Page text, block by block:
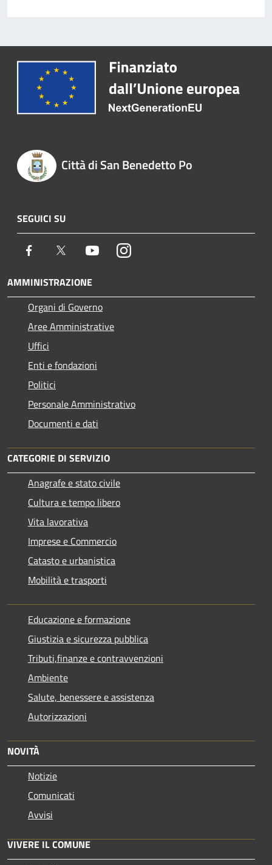
Città di San Benedetto Po
SEGUICI SU
Facebook Twitter YoutubeInstagram
AMMINISTRAZIONE
Organi di Governo
Aree Amministrative
Uffici
Enti e fondazioni
Politici
Personale Amministrativo
Documenti e dati
CATEGORIE DI SERVIZIO
Anagrafe e stato civile
Cultura e tempo libero
Vita lavorativa
Imprese e Commercio
Catasto e urbanistica
Mobilità e trasporti
Educazione e formazione
Giustizia e sicurezza pubblica
Tributi,finanze e contravvenzioni
Ambiente
Salute, benessere e assistenza
Autorizzazioni
NOVITÀ
Notizie
Comunicati
Avvisi
VIVERE IL COMUNE